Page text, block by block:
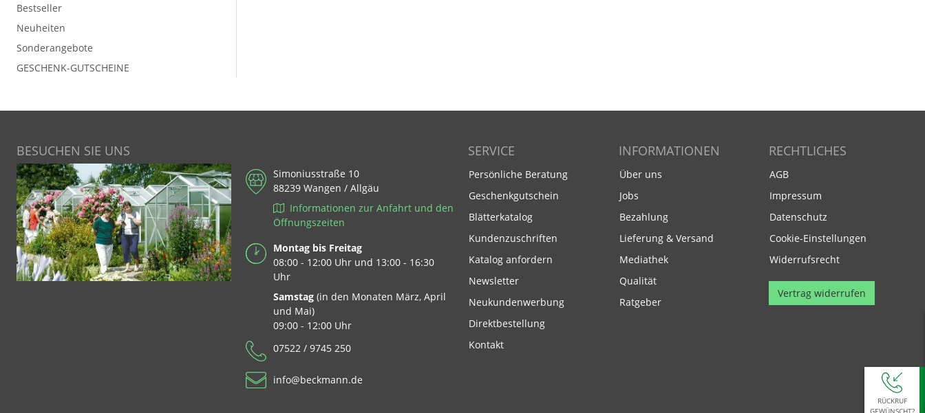
Bestseller
Neuheiten
Sonderangebote
GESCHENK-GUTSCHEINE
BESUCHEN SIE UNS
Simoniusstraße 10
88239 Wangen / Allgäu
Informationen zur Anfahrt und den
Öffnungszeiten
Montag bis Freitag
08:00 - 12:00 Uhr und 13:00 - 16:30
Uhr
Samstag (in den Monaten März, April
und Mai)
09:00 - 12:00 Uhr
07522 / 9745 250
info@beckmann.de
SERVICE
Persönliche Beratung
Geschenkgutschein
Blätterkatalog
Kundenzuschriften
Footer Link
Katalog anfordern
Newsletter
Neukundenwerbung
Direktbestellung
Kontakt
INFORMATIONEN
Über uns
Jobs
Bezahlung
Lieferung & Versand
Mediathek
Qualität
Ratgeber
RECHTLICHES
AGB
Impressum
Datenschutz
Cookie-Einstellungen
Widerrufsrecht
Vertrag widerrufen
RÜCKRUF
GEWÜNSCHT?